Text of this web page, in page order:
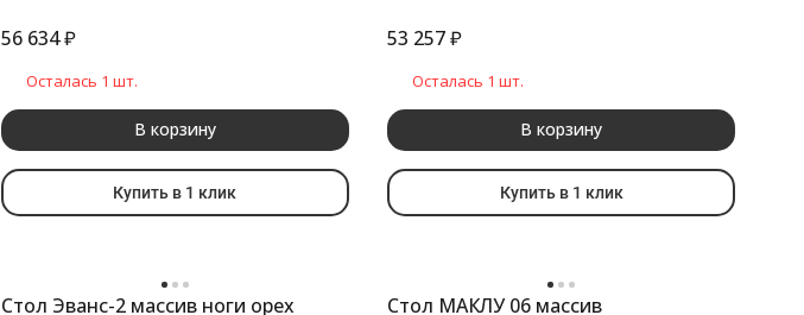
56 634₽
Осталась 1 шт.
В корзину
Купить в 1 клик
53 257₽
Осталась 1 шт.
В корзину
Купить в 1 клик
Стол Эванс-2 массив ноги орех Стол МАКЛУ 06 массив